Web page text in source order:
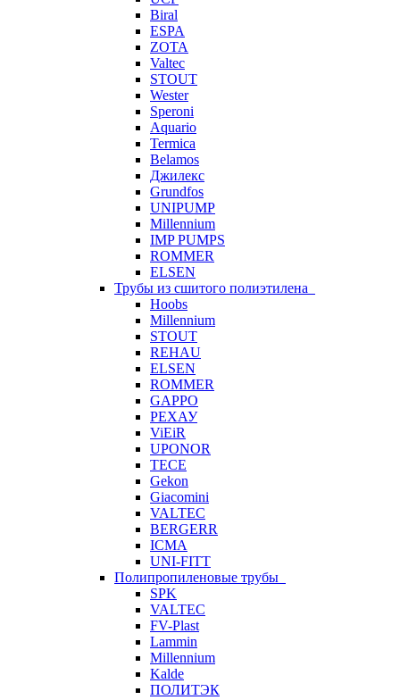
Biral
ESPA
ZOTA
Valtec
STOUT
Wester
Speroni
Aquario
Termica
Belamos
Джилекс
Grundfos
UNIPUMP
Millennium
IMP PUMPS
ROMMER
ELSEN
Трубы из сшитого полиэтилена
Hoobs
Millennium
STOUT
REHAU
ELSEN
ROMMER
GAPPO
РЕХАУ
ViEiR
UPONOR
TECE
Gekon
Giacomini
VALTEC
BERGERR
ICMA
UNI-FITT
Полипропиленовые трубы
SPK
VALTEC
FV-Plast
Lammin
Millennium
Kalde
ПОЛИТЭК